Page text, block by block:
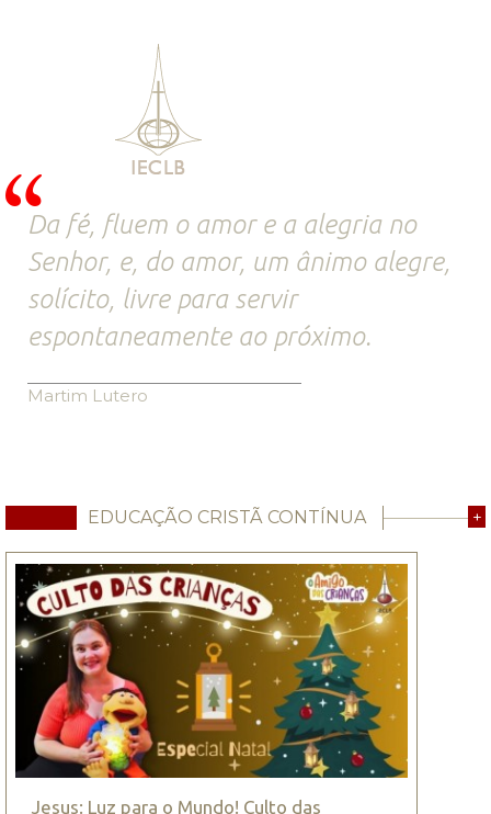
Da fé, fluem o amor e a alegria no
Senhor, e, do amor, um ânimo alegre,
solícito, livre para servir
espontaneamente ao próximo.
Martim Lutero
EDUCAÇÃO CRISTÃ CONTÍNUA +
Jesus: Luz para o Mundo! Culto das